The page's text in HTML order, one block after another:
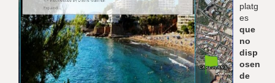
platg
es
que
no
disp
osen
de